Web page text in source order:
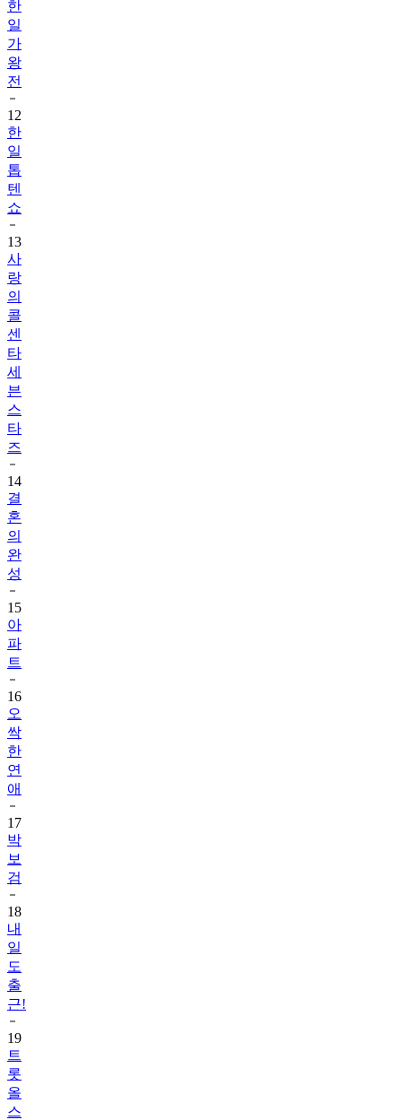
한
일
가
왕
전
12
한
일
톱
텐
쇼
13
사
랑
의
콜
센
타
세
븐
스
타
즈
14
결
혼
의
완
성
15
아
파
트
16
오
싹
한
연
애
17
박
보
검
18
내
일
도
출
근!
19
트
롯
올
스